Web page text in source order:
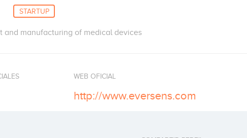
STARTUP
and manufacturing of medical devices
WEB OFICIAL
http://www.eversens.com